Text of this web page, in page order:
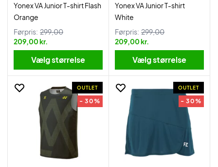
Yonex VA Junior T-shirt Flash
Orange
Førpris: 299,00
209,00 kr.
Vælg størrelse
Yonex VA Junior T-shirt
White
Førpris: 299,00
209,00 kr.
Vælg størrelse
OUTLET
- 30%
OUTLET
- 30%